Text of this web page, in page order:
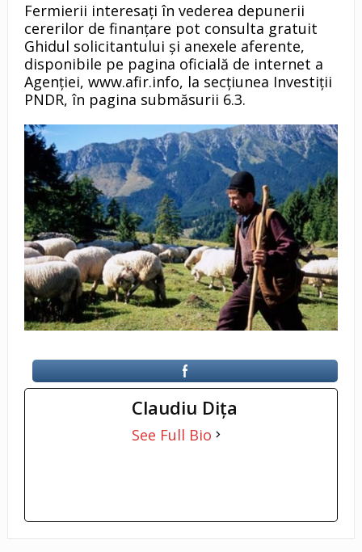
Fermierii interesaţi în vederea depunerii
cererilor de finanţare pot consulta gratuit
Ghidul solicitantului şi anexele aferente,
disponibile pe pagina oficială de internet a
Agenţiei, www.afir.info, la secţiunea Investiţii
PNDR, în pagina submăsurii 6.3.
Claudiu Diţa
See Full Bio